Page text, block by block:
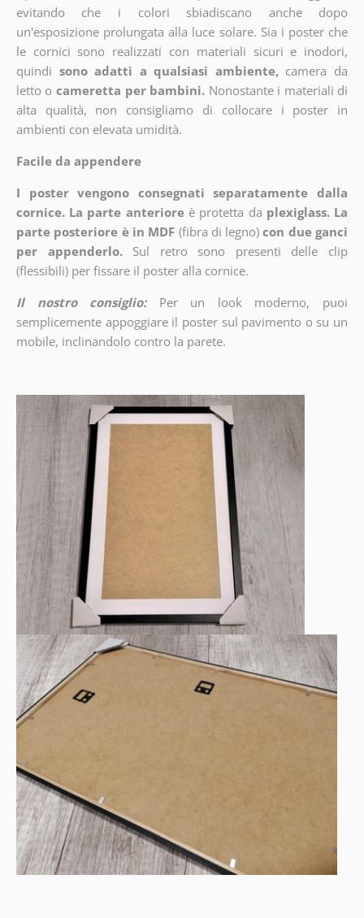
evitando che i colori sbiadiscano anche dopo
un'esposizione prolungata alla luce solare. Sia i poster che
le cornici sono realizzati con materiali sicuri e inodori,
quindi sono adatti a qualsiasi ambiente, camera da
letto o cameretta per bambini. Nonostante i materiali di
alta qualità, non consigliamo di collocare i poster in
ambienti con elevata umidità.
Facile da appendere
I poster vengono consegnati separatamente dalla
cornice. La parte anteriore è protetta da plexiglass. La
parte posteriore è in MDF (fibra di legno) con due ganci
per appenderlo.
Sul retro sono presenti delle clip
(flessibili) per fissare il poster alla cornice.
Il nostro consiglio:
Per un look moderno, puoi
semplicemente appoggiare il poster sul pavimento o su un
mobile, inclinandolo contro la parete.